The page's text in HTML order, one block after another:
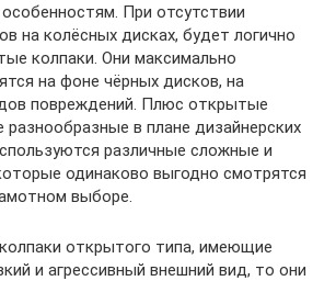
При отсутствии
на колёсных дисках, будет логично
колпаки. Они максимально
на фоне чёрных дисков, на
повреждений. Плюс открытые
в плане дизайнерских
различные сложные и
одинаково выгодно смотрятся
выборе.
открытого типа, имеющие
и агрессивный внешний вид, то они